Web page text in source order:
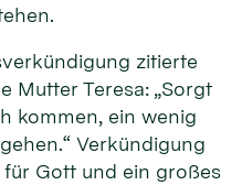
zitierte
Mutter Teresa: „Sorgt
kommen, ein wenig
Verkündigung
für Gott und ein großes